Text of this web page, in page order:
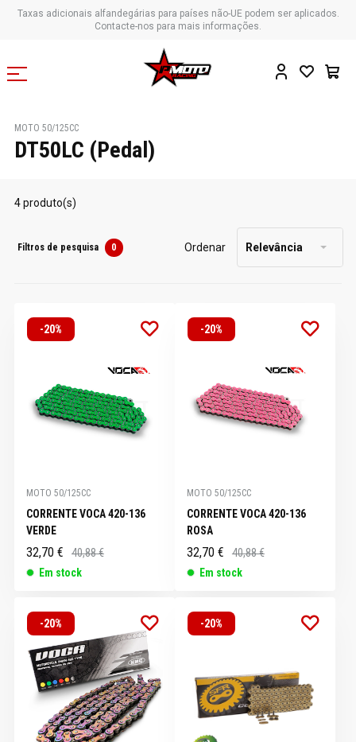
Taxas adicionais alfandegárias para países não-UE podem ser aplicados.
Contacte-nos para mais informações.
MOTO 50/125CC
DT50LC (Pedal)
4 produto(s)
Filtros de pesquisa 0 Ordenar Relevância
-20%
MOTO 50/125CC
CORRENTE VOCA 420-136
VERDE
32,70 €
40,88 €
Em stock
-20%
MOTO 50/125CC
CORRENTE VOCA 420-136
ROSA
32,70 €
40,88 €
Em stock
-20% -20%